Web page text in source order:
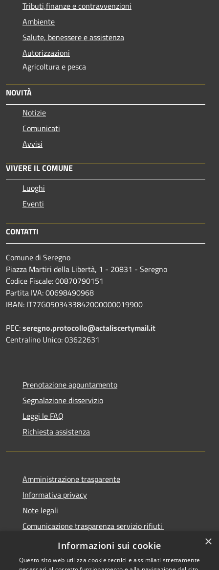
Tributi,finanze e contravvenzioni
Ambiente
Salute, benessere e assistenza
Autorizzazioni
Agricoltura e pesca
NOVITÀ
Notizie
Comunicati
Avvisi
VIVERE IL COMUNE
Luoghi
Eventi
CONTATTI
Comune di Seregno
Piazza Martiri della Libertà, 1 - 20831 - Seregno
Codice Fiscale: 00870790151
Partita IVA: 00698490968
IBAN: IT77G0503433842000000019900
PEC:seregno.protocollo@actaliscertymail.it
Centralino Unico: 03622631
Prenotazione appuntamento
Segnalazione disservizio
Leggi le FAQ
Richiesta assistenza
Amministrazione trasparente
Informativa privacy
Note legali
Comunicazione trasparenza servizio rifiuti
Dichiarazione di accessibilità
×
Informazioni sui cookie
Questo sito web utilizza cookie tecnici e assimilati strettamente